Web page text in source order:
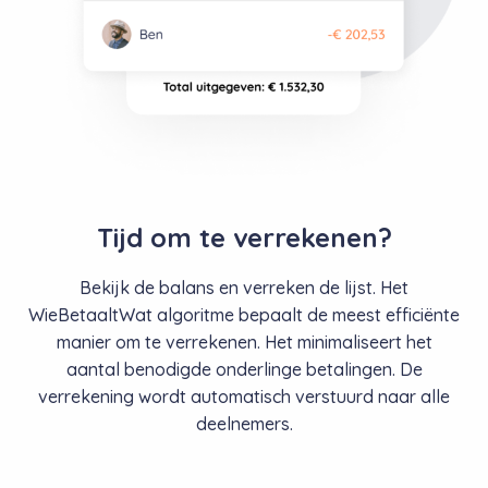
Tijd om te verrekenen?
Bekijk de balans en verreken de lijst. Het
WieBetaaltWat algoritme bepaalt de meest efficiënte
manier om te verrekenen. Het minimaliseert het
aantal benodigde onderlinge betalingen. De
verrekening wordt automatisch verstuurd naar alle
deelnemers.